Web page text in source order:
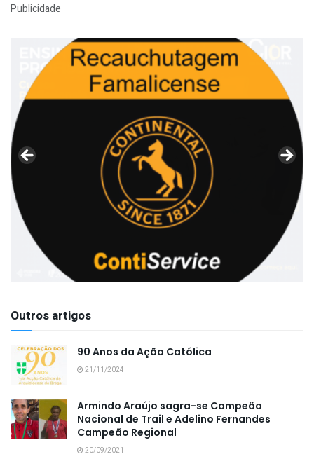
Publicidade
Outros artigos
90 Anos da Ação Católica
21/11/2024
Armindo Araújo sagra-se Campeão
Nacional de Trail e Adelino Fernandes
Campeão Regional
20/09/2021